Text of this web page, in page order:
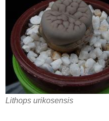
Lithops urikosensis